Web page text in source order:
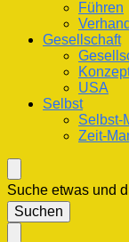
Führen
Gesellschaft
USA
Selbst
Selbst-
Zeit-
Suchst
du
nach
Suche etwas und